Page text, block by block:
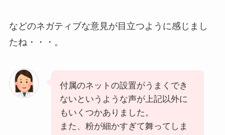
などのネガティブな意見が目立つように感じまし
たね・・・。
付属のネットの設置がうまくでき
ないというような声が上記以外に
もいくつかありました。
また、粉が細かすぎて舞ってしま